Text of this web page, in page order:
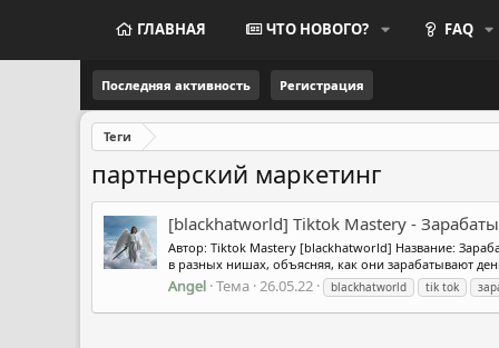
ГЛАВНАЯ ЧТО НОВОГО? FAQ
Последняя активность Регистрация
Теги
партнерский маркетинг
[blackhatworld] Tiktok Mastery -
Автор: Tiktok Mastery [blackhatworld] Название:
в разных нишах, объясняя, как они зарабатывают
Angel Тема 26.05.22 blackhatworld tik tok